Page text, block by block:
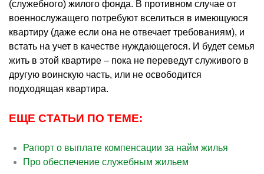
(служебного) жилого фонда. В противном случае от
военнослужащего потребуют вселиться в имеющуюся
квартиру (даже если она не отвечает требованиям), и
встать на учет в качестве нуждающегося. И будет семья
жить в этой квартире – пока не переведут служивого в
другую воинскую часть, или не освободится
подходящая квартира.
ЕЩЕ СТАТЬИ ПО ТЕМЕ:
Рапорт о выплате компенсации за найм жилья
Про обеспечение служебным жильем